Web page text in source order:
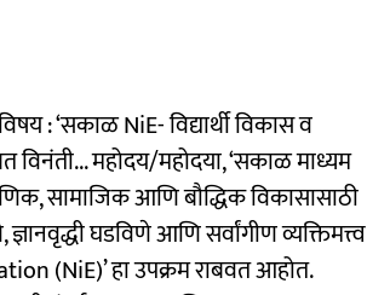
: ‘सकाळ NiE- विद्यार्थी विकास व
विनंती... महोदय/महोदया, ‘सकाळ माध्यम
सामाजिक आणि बौद्धिक विकासासाठी
घडविणे आणि सर्वांगीण व्यक्तिमत्त्व
(NiE)’ हा उपक्रम राबवत आहोत.